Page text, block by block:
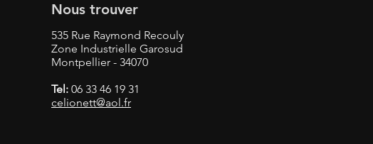
Nous trouver
535 Rue Raymond Recouly
Zone Industrielle Garosud
Montpellier - 34070
Tel: 06 33 46 19 31
celionett@aol.fr